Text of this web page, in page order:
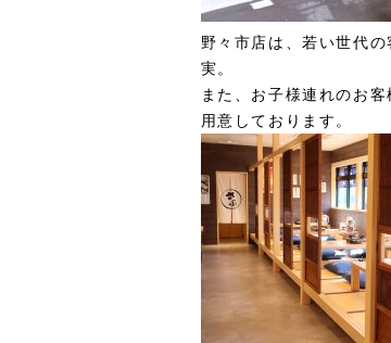
野々市店は、若い世代
実。
また、お子様連れのお
用意しております。